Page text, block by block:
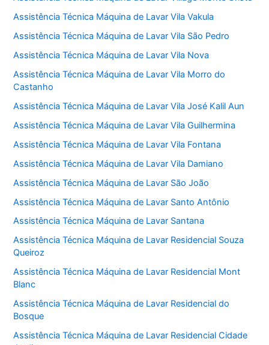
Assistência Técnica Máquina de Lavar Vila Vakula
Assistência Técnica Máquina de Lavar Vila São Pedro
Assistência Técnica Máquina de Lavar Vila Nova
Assistência Técnica Máquina de Lavar Vila Morro do
Castanho
Assistência Técnica Máquina de Lavar Vila José Kalil Aun
Assistência Técnica Máquina de Lavar Vila Guilhermina
Assistência Técnica Máquina de Lavar Vila Fontana
Assistência Técnica Máquina de Lavar Vila Damiano
Assistência Técnica Máquina de Lavar São João
Assistência Técnica Máquina de Lavar Santo Antônio
Assistência Técnica Máquina de Lavar Santana
Assistência Técnica Máquina de Lavar Residencial Souza
Queiroz
Assistência Técnica Máquina de Lavar Residencial Mont
Blanc
Assistência Técnica Máquina de Lavar Residencial do
Bosque
Assistência Técnica Máquina de Lavar Residencial Cidade